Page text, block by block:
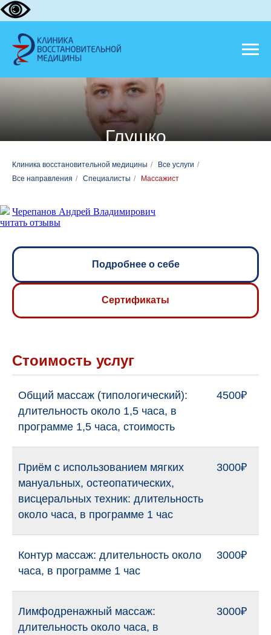
Глушко
Антон Михайлович
Клиника восстановительной медицины / Все услуги /
Все направления / Специалисты / Массажист
Черепанов Андрей Владимирович
читать отзывы
Подробнее о себе
Сертификаты
Стоимость услуг
Общий массаж (типологический):
длительность около 1,5 часа, в
программе 1,5 часа, стоимость
4500₽
Приём с использованием мягких
мануальных, остеопатических,
висцеральных техник: длительность
около часа, в программе 1 час
3000₽
Контур массаж: длительность около
часа, в программе 1 час
3000₽
Лимфодренажный массаж:
длительность около часа, в
3000₽